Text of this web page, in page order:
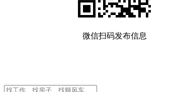
微信扫码发布信息